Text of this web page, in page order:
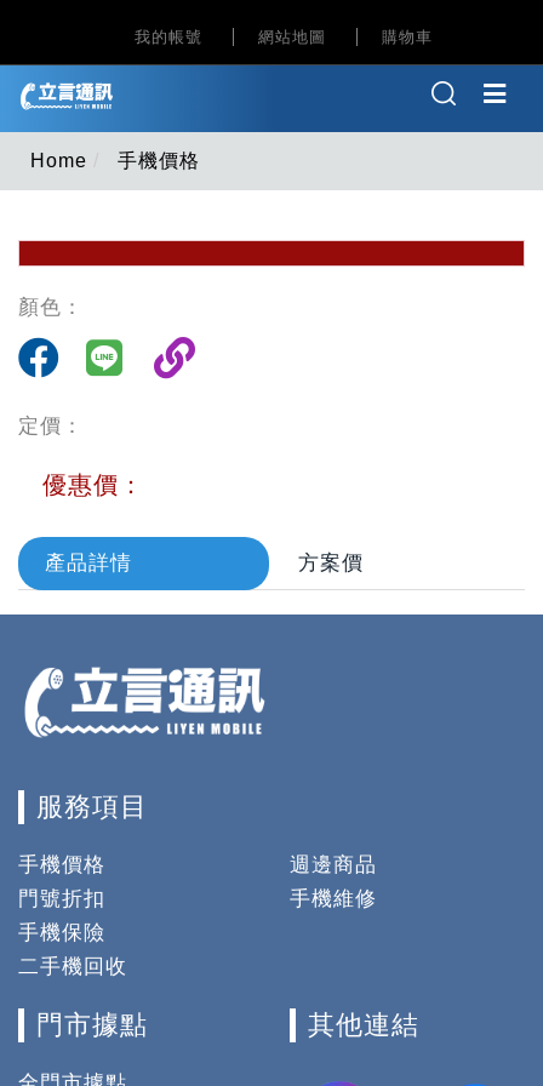
我的帳號 網站地圖 購物車
Home 手機價格
顏色：
定價：
優惠價：
產品詳情 方案價
服務項目
手機價格
門號折扣
手機保險
二手機回收
週邊商品
手機維修
門市據點 其他連結